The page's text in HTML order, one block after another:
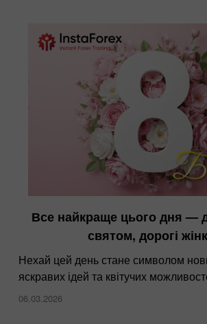
Все найкраще цього дня —
святом, дорогі
Нехай цей день стане символом
яскравих ідей та квітучих
06.03.2026